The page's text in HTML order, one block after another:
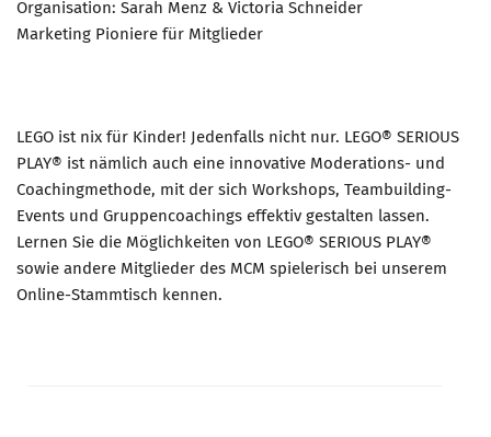
Organisation: Sarah Menz & Victoria Schneider
Marketing Pioniere für Mitglieder
LEGO ist nix für Kinder! Jedenfalls nicht nur. LEGO® SERIOUS
PLAY® ist nämlich auch eine innovative Moderations- und
Coachingmethode, mit der sich Workshops, Teambuilding-
Events und Gruppencoachings effektiv gestalten lassen.
Lernen Sie die Möglichkeiten von LEGO® SERIOUS PLAY®
sowie andere Mitglieder des MCM spielerisch bei unserem
Online-Stammtisch kennen.